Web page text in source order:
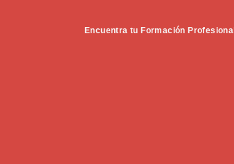
Encuentra tu Formación Profesional